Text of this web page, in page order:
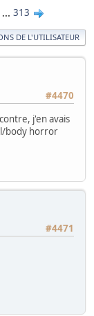
... 313
DE L'UTILISATEUR
#4470
j'en avais
body horror
#4471